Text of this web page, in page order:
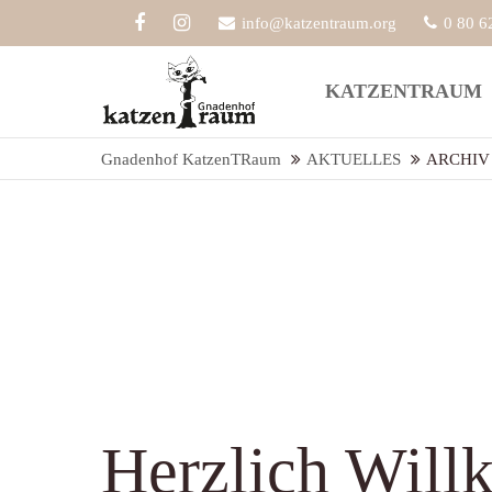
Der Eintrag "offcanvas-col1" existiert
leider nicht.
leider
info@katzentraum.org 0 80
KATZENTRAUM
Gnadenhof KatzenTRaum AKTUELLES ARCHIV
Herzlich